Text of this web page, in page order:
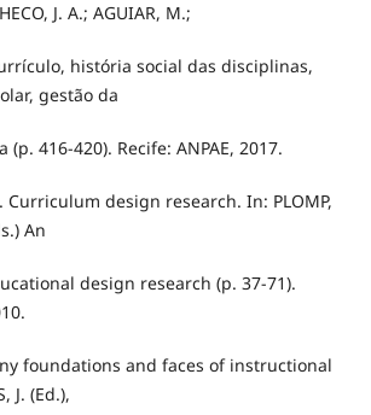
J. A.; AGUIAR, M.;
história social das disciplinas,
gestão da
416-420). Recife: ANPAE, 2017.
Curriculum design research. In: PLOMP,
An
design research (p. 37-71).
foundations and faces of instructional
J. (Ed.),